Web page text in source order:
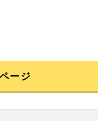
ージ